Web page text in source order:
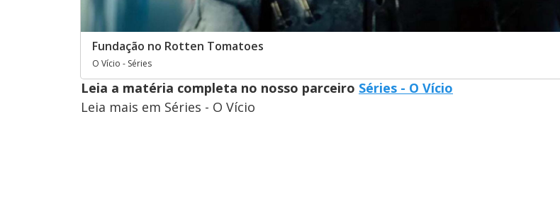
Fundação no Rotten Tomatoes
O Vício - Séries
Leia a matéria completa no nosso parceiro Séries - O Vício
Leia mais em Séries - O Vício